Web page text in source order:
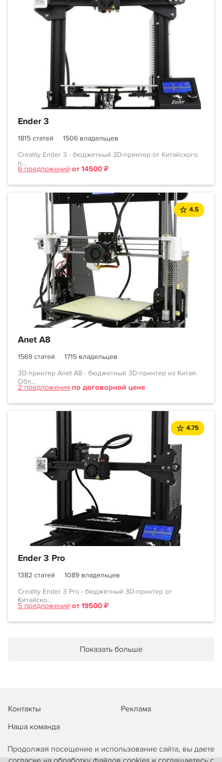
Продолжая посещение и использование сайта, вы даете
Ender 3
1815 статей
1506 владельцев
Creality Ender 3 - бюджетный 3D-принтер от Китайского
п...
6 предложений от 14500 ₽
4.5
Anet A8
1569 статей
1715 владельцев
3D-принтер Anet A8 - бюджетный 3D-принтер из Китая.
Обл...
2 предложения по договорной цене
4.75
Ender 3 Pro
1382 статей
1089 владельцев
Creality Ender 3 Pro - бюджетный 3D-принтер от
Китайско...
5 предложений от 19500 ₽
Показать больше
Контакты
Реклама
Наша команда